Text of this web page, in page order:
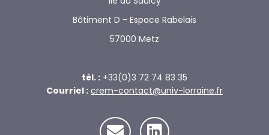
Bâtiment D - Espace Rabelais
57000 Metz
tél. : +33(0)3 72 74 83 35
Courriel : crem-contact@univ-lorraine.fr